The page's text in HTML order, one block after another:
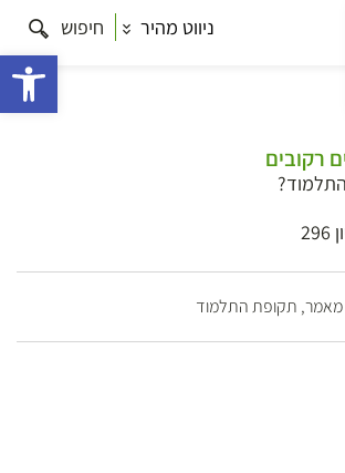
ניווט מהיר חיפוש
רקובים
מאמר, תקופת התלמוד